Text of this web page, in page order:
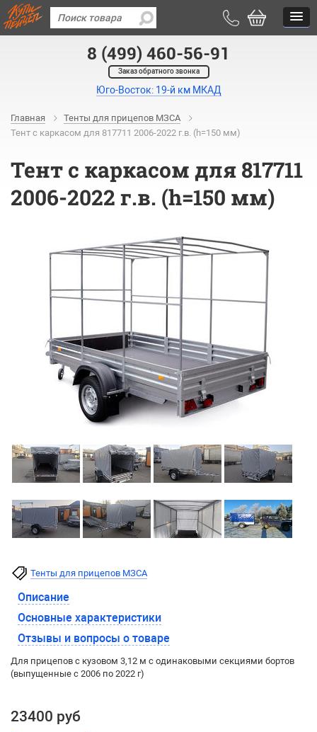
8 (499) 460-56-91
Заказ обратного звонка
Юго-Восток: 19-й км МКАД
Главная
Тенты для прицепов МЗСА
Тент с каркасом для 817711 2006-2022 г.в. (h=150 мм)
Тент с каркасом для 817711
2006-2022 г.в. (h=150 мм)
Тенты для прицепов МЗСА
Описание
Основные характеристики
Отзывы и вопросы о товаре
Для прицепов с кузовом 3,12 м с одинаковыми секциями бортов
(выпущенные с 2006 по 2022 г)
23400 руб